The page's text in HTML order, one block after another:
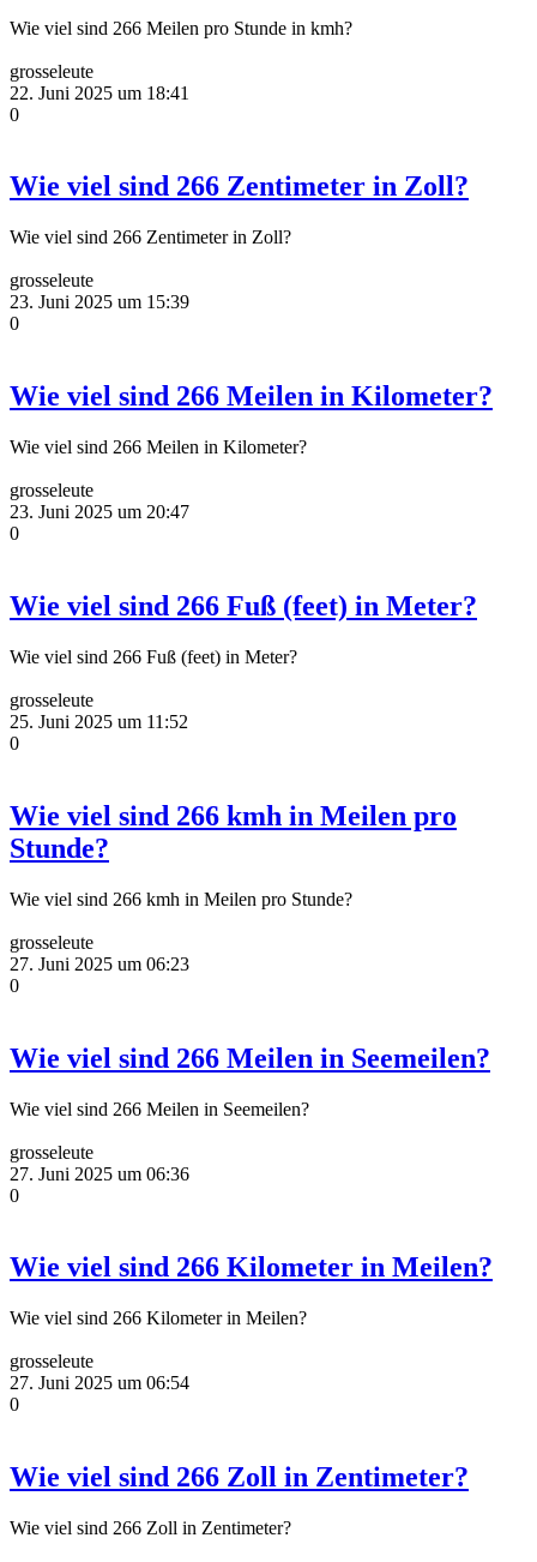
Wie viel sind 266 Meilen pro Stunde in kmh?
grosseleute
22. Juni 2025 um 18:41
0
Wie viel sind 266 Zentimeter in Zoll?
Wie viel sind 266 Zentimeter in Zoll?
grosseleute
23. Juni 2025 um 15:39
0
Wie viel sind 266 Meilen in Kilometer?
Wie viel sind 266 Meilen in Kilometer?
grosseleute
23. Juni 2025 um 20:47
0
Wie viel sind 266 Fuß (feet) in Meter?
Wie viel sind 266 Fuß (feet) in Meter?
grosseleute
25. Juni 2025 um 11:52
0
Wie viel sind 266 kmh in Meilen pro
Stunde?
Wie viel sind 266 kmh in Meilen pro Stunde?
grosseleute
27. Juni 2025 um 06:23
0
Wie viel sind 266 Meilen in Seemeilen?
Wie viel sind 266 Meilen in Seemeilen?
grosseleute
27. Juni 2025 um 06:36
0
Wie viel sind 266 Kilometer in Meilen?
Wie viel sind 266 Kilometer in Meilen?
grosseleute
27. Juni 2025 um 06:54
0
Wie viel sind 266 Zoll in Zentimeter?
Wie viel sind 266 Zoll in Zentimeter?